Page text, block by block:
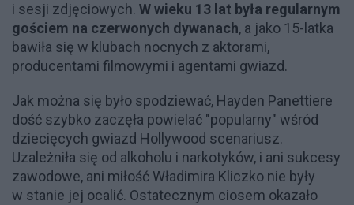
i sesji zdjęciowych. W wieku 13 lat była regularnym
gościem na czerwonych dywanach, a jako 15-latka
bawiła się w klubach nocnych z aktorami,
producentami filmowymi i agentami gwiazd.
Jak można się było spodziewać, Hayden Panettiere
dość szybko zaczęła powielać "popularny" wśród
dziecięcych gwiazd Hollywood scenariusz.
Uzależniła się od alkoholu i narkotyków, i ani sukcesy
zawodowe, ani miłość Władimira Kliczko nie były
w stanie jej ocalić. Ostatecznym ciosem okazało